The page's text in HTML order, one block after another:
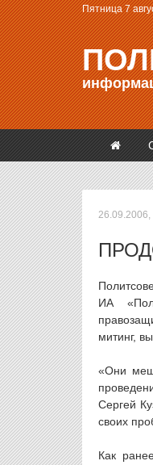
Пятница 7
26.09.2006,
ИА
митинг,
«Они
Сергей
своих
Как